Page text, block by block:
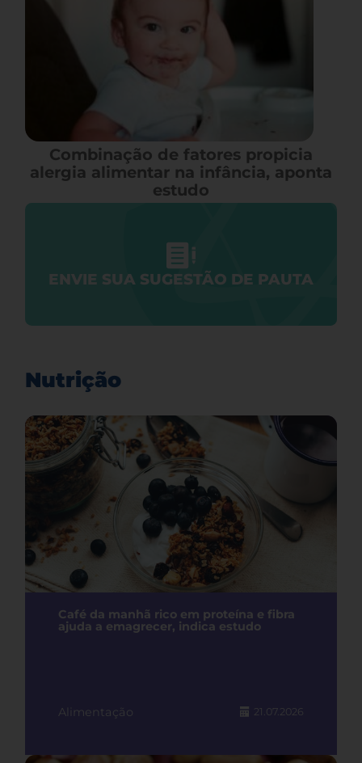
Combinação de fatores propicia
alergia alimentar na infância, aponta
estudo
ENVIE SUA SUGESTÃO DE PAUTA
Nutrição
Café da manhã rico em proteína e fibra
ajuda a emagrecer, indica estudo
Alimentação 21.07.2026